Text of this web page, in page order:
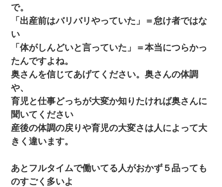
で。
「出産前はバリバリやっていた」＝怠け者ではな
い
「体がしんどいと言っていた」＝本当につらかっ
たんですよね。
奥さんを信じてあげてください。奥さんの体調
や、
育児と仕事どっちが大変か知りたければ奥さんに
聞いてください
産後の体調の戻りや育児の大変さは人によって大
きく違います。
あとフルタイムで働いてる人がおかず５品っても
のすごく多いよ